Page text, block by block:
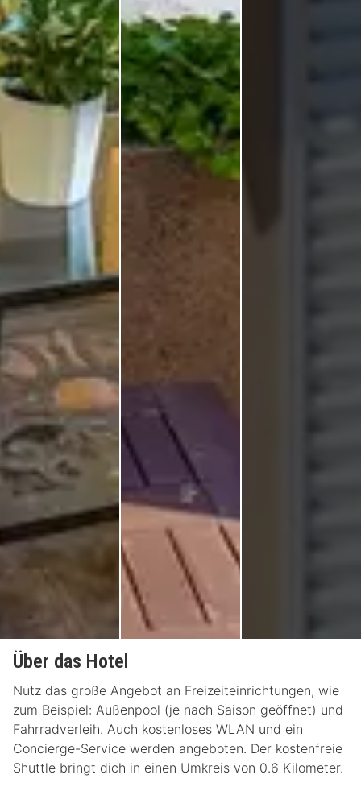
Über das Hotel
Nutz das große Angebot an Freizeiteinrichtungen, wie
zum Beispiel: Außenpool (je nach Saison geöffnet) und
Fahrradverleih. Auch kostenloses WLAN und ein
Concierge-Service werden angeboten. Der kostenfreie
Shuttle bringt dich in einen Umkreis von 0.6 Kilometer.